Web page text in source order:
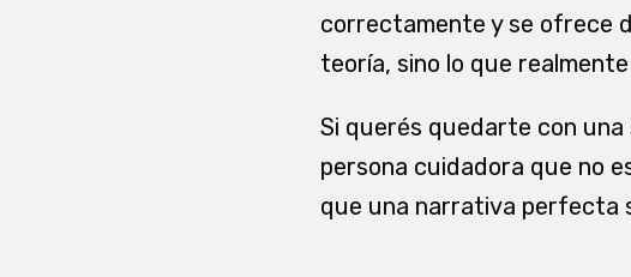
correctamente y se ofrece
teoría, sino lo que
Si querés quedarte con una
persona cuidadora que no
que una narrativa perfecta